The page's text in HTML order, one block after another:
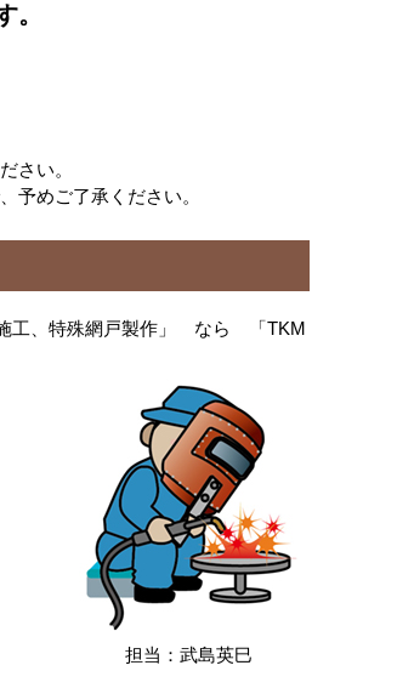
。
さい。
予めご了承ください。
工、特殊網戸製作」 なら 「TKM
担当：武島英巳